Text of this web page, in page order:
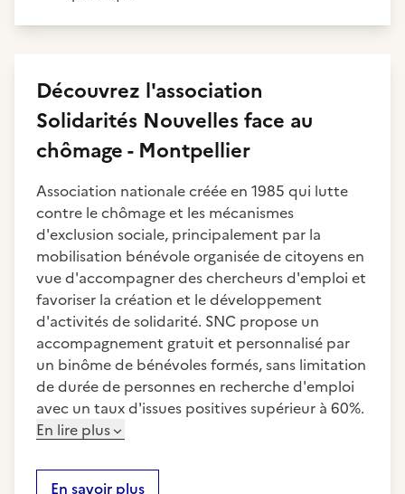
Découvrez l'association
Solidarités Nouvelles face au
chômage - Montpellier
Association nationale créée en 1985 qui lutte
contre le chômage et les mécanismes
d'exclusion sociale, principalement par la
mobilisation bénévole organisée de citoyens en
vue d'accompagner des chercheurs d'emploi et
favoriser la création et le développement
d'activités de solidarité. SNC propose un
accompagnement gratuit et personnalisé par
un binôme de bénévoles formés, sans limitation
de durée de personnes en recherche d'emploi
avec un taux d'issues positives supérieur à 60%.
En lire plus
En savoir plus